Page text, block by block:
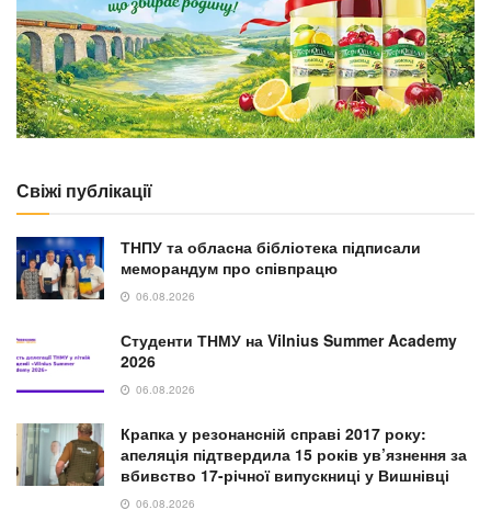
Свіжі публікації
ТНПУ та обласна бібліотека підписали
меморандум про співпрацю
06.08.2026
Студенти ТНМУ на Vilnius Summer Academy
2026
06.08.2026
Крапка у резонансній справі 2017 року:
апеляція підтвердила 15 років ув’язнення за
вбивство 17-річної випускниці у Вишнівці
06.08.2026